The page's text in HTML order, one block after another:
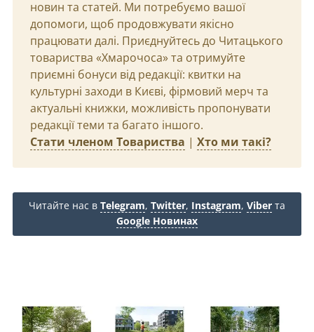
новин та статей. Ми потребуємо вашої
допомоги, щоб продовжувати якісно
працювати далі. Приєднуйтесь до Читацького
товариства «Хмарочоса» та отримуйте
приємні бонуси від редакції: квитки на
культурні заходи в Києві, фірмовий мерч та
актуальні книжки, можливість пропонувати
редакції теми та багато іншого.
Стати членом Товариства | Хто ми такі?
Читайте нас в Telegram, Twitter, Instagram, Viber та
Google Новинах